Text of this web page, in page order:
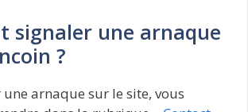
signaler une arnaque
?
arnaque sur le site, vous